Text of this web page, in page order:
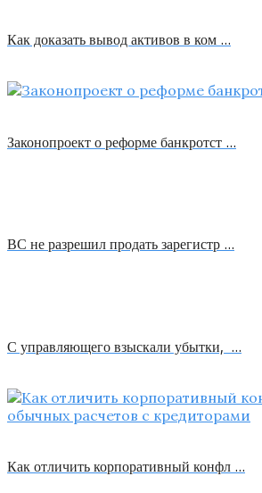
Как доказать вывод активов в ком …
Законопроект о реформе банкротст …
ВС не разрешил продать зарегистр …
С управляющего взыскали убытки, …
Как отличить корпоративный конфл …